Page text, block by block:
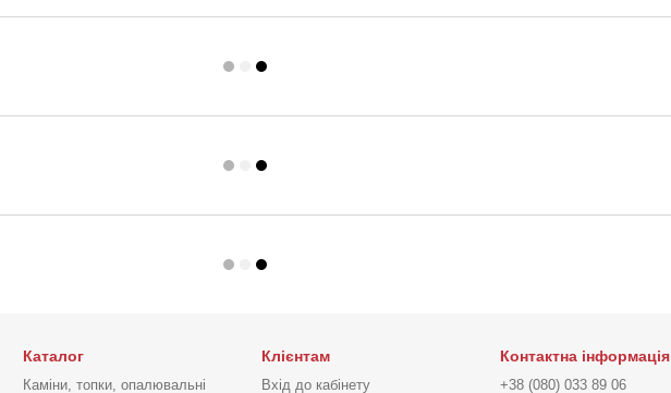
Каталог
Каміни, топки, опалювальні
Клієнтам
Вхід до кабінету
Контактна інформація
+38 (080) 033 89 06